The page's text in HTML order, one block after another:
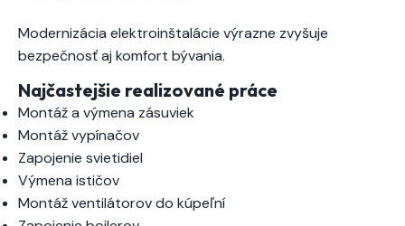
Modernizácia elektroinštalácie výrazne zvyšuje
bezpečnosť aj komfort bývania.
Najčastejšie realizované práce
Montáž a výmena zásuviek
Montáž vypínačov
Zapojenie svietidiel
Výmena ističov
Montáž ventilátorov do kúpeľní